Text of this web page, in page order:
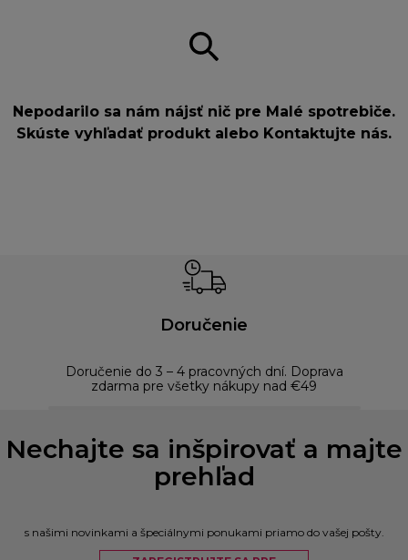
Nepodarilo sa nám nájsť nič pre Malé spotrebiče.
Skúste vyhľadať produkt alebo Kontaktujte nás.
Doručenie
Doručenie do 3 – 4 pracovných dní. Doprava
zdarma pre všetky nákupy nad €49
Nechajte sa inšpirovať a majte
prehľad
s našimi novinkami a špeciálnymi ponukami priamo do vašej pošty.